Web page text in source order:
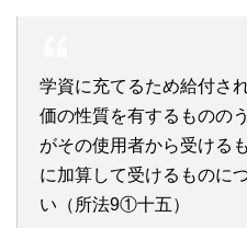
学資に充てるため給付さ
価の性質を有するものの
がその使用者から受ける
に加算して受けるものに
い（所法9①十五）